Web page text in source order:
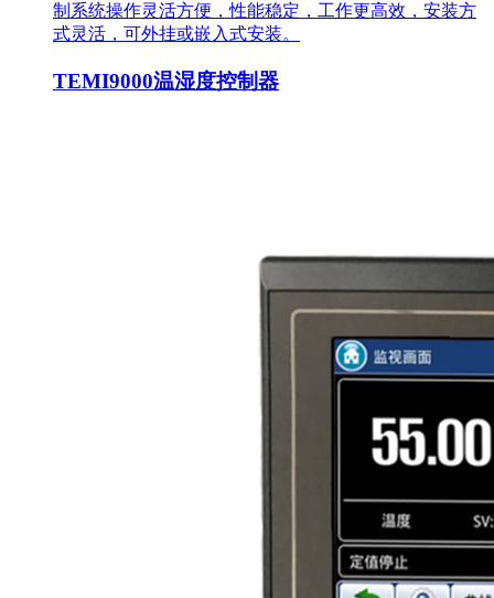
制系统操作灵活方便，性能稳定，工作更高效，安装方
式灵活，可外挂或嵌入式安装。
TEMI9000温湿度控制器